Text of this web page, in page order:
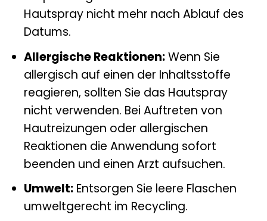
Hautspray nicht mehr nach Ablauf des
Datums.
Allergische Reaktionen:Wenn Sie
allergisch auf einen der Inhaltsstoffe
reagieren, sollten Sie das Hautspray
nicht verwenden. Bei Auftreten von
Hautreizungen oder allergischen
Reaktionen die Anwendung sofort
beenden und einen Arzt aufsuchen.
Umwelt:Entsorgen Sie leere Flaschen
umweltgerecht im Recycling.